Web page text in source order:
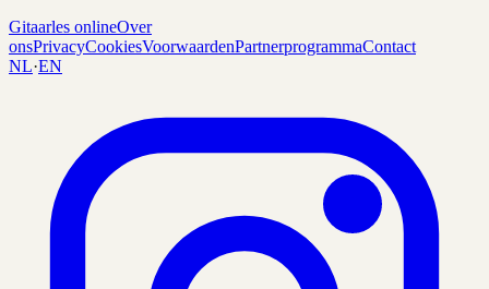
Gitaarles onlineOver
onsPrivacyCookiesVoorwaardenPartnerprogrammaContact
NL·EN